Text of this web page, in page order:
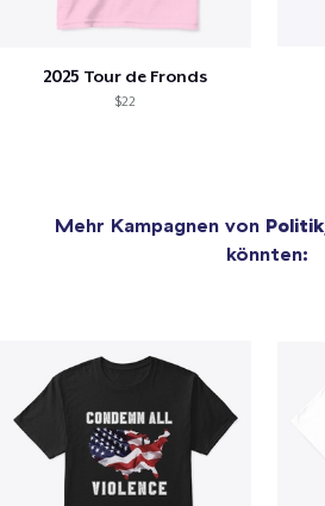
2025 Tour de Fronds
$22
Mehr Kampagnen von Politik
könnten: